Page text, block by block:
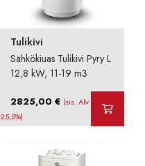
Tulikivi
Sähkökiuas Tulikivi Pyry L
12,8 kW, 11-19 m3
2825,00€ (sis. Alv
25,5%)